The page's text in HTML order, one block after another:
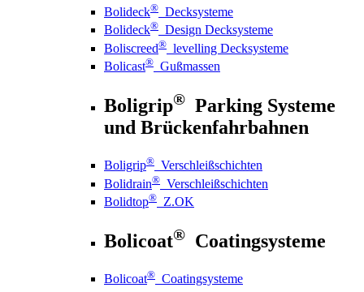
Bolideck® Decksysteme
Bolideck® Design Decksysteme
Boliscreed® levelling Decksysteme
Bolicast® Gußmassen
Boligrip® Parking Systeme
und Brückenfahrbahnen
Boligrip® Verschleißschichten
Bolidrain® Verschleißschichten
Bolidtop® Z.OK
Bolicoat® Coatingsysteme
Bolicoat® Coatingsysteme